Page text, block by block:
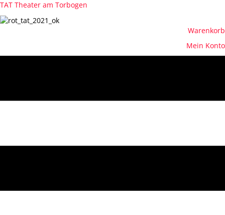
TAT Theater am Torbogen
Warenkorb
Mein Konto